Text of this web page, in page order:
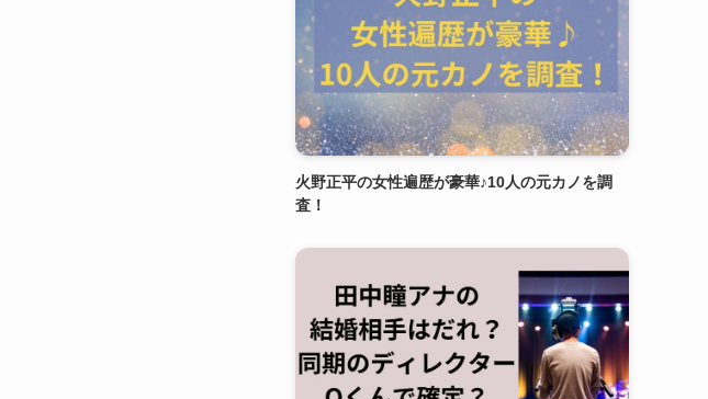
火野正平の女性遍歴が豪華♪10人の元カノを調
査！